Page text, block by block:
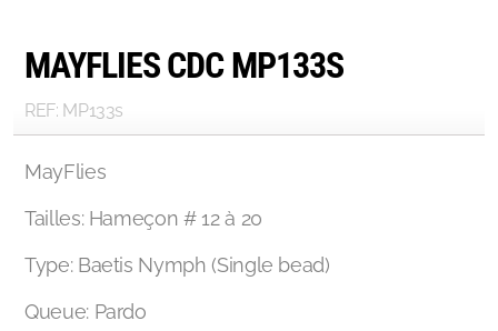
MAYFLIES CDC MP133S
REF: MP133s
MayFlies
Tailles: Hameçon # 12 à 20
Type: Baetis Nymph (Single bead)
Queue: Pardo